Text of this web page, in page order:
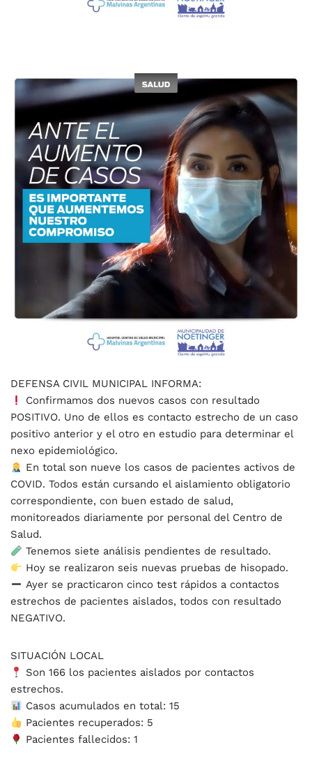
DEFENSA CIVIL MUNICIPAL INFORMA:
Confirmamos dos nuevos casos con resultado
POSITIVO. Uno de ellos es contacto estrecho de un caso
positivo anterior y el otro en estudio para determinar el
nexo epidemiológico.
En total son nueve los casos de pacientes activos de
COVID. Todos están cursando el aislamiento obligatorio
correspondiente, con buen estado de salud,
monitoreados diariamente por personal del Centro de
Salud.
Tenemos siete análisis pendientes de resultado.
Hoy se realizaron seis nuevas pruebas de hisopado.
Ayer se practicaron cinco test rápidos a contactos
estrechos de pacientes aislados, todos con resultado
NEGATIVO.
SITUACIÓN LOCAL
Son 166 los pacientes aislados por contactos
estrechos.
Casos acumulados en total: 15
Pacientes recuperados: 5
Pacientes fallecidos: 1